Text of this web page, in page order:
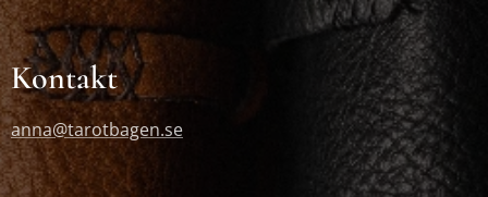
Kontakt
anna@tarotbagen.se